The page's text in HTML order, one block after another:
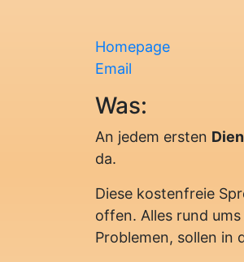
Homepage
Email
Was:
An jedem ersten
da.
Diese kostenfreie
offen. Alles rund
Problemen, sollen in